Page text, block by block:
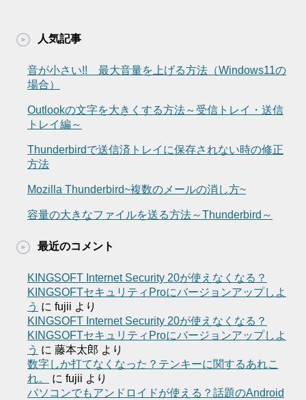
人気記事
音が小さい!! 最大音量を上げる方法（Windows11の
場合）
Outlookの文字を大きくする方法～受信トレイ・送信
トレイ編～
Thunderbirdで送信済トレイに保存されない時の修正
方法
Mozilla Thunderbird~複数のメールの消し方~
容量の大きなファイルを送る方法～Thunderbird～
最近のコメント
KINGSOFT Internet Security 20が使えなくなる？
KINGSOFTセキュリティProにバージョンアップしよ
う に fujii より
KINGSOFT Internet Security 20が使えなくなる？
KINGSOFTセキュリティProにバージョンアップしよ
う に 藤本太郎 より
数字しか打てなくなった？テンキーに関するあれこ
れ。
に fujii より
パソコンでもアンドロイドが使える？話題のAndroid